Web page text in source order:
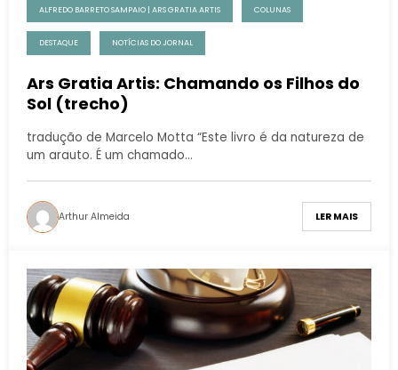
ALFREDO BARRETO SAMPAIO | ARS GRATIA ARTIS COLUNAS
DESTAQUE NOTÍCIAS DO JORNAL
Ars Gratia Artis: Chamando os Filhos do
Sol (trecho)
tradução de Marcelo Motta “Este livro é da natureza de
um arauto. É um chamado…
Arthur Almeida LER MAIS